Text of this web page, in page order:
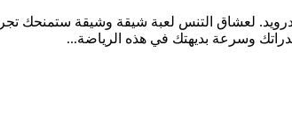
لعشاق التنس لعبة شيقة وشيقة ستمنحك
قدراتك وسرعة بديهتك في هذه الرياضة...